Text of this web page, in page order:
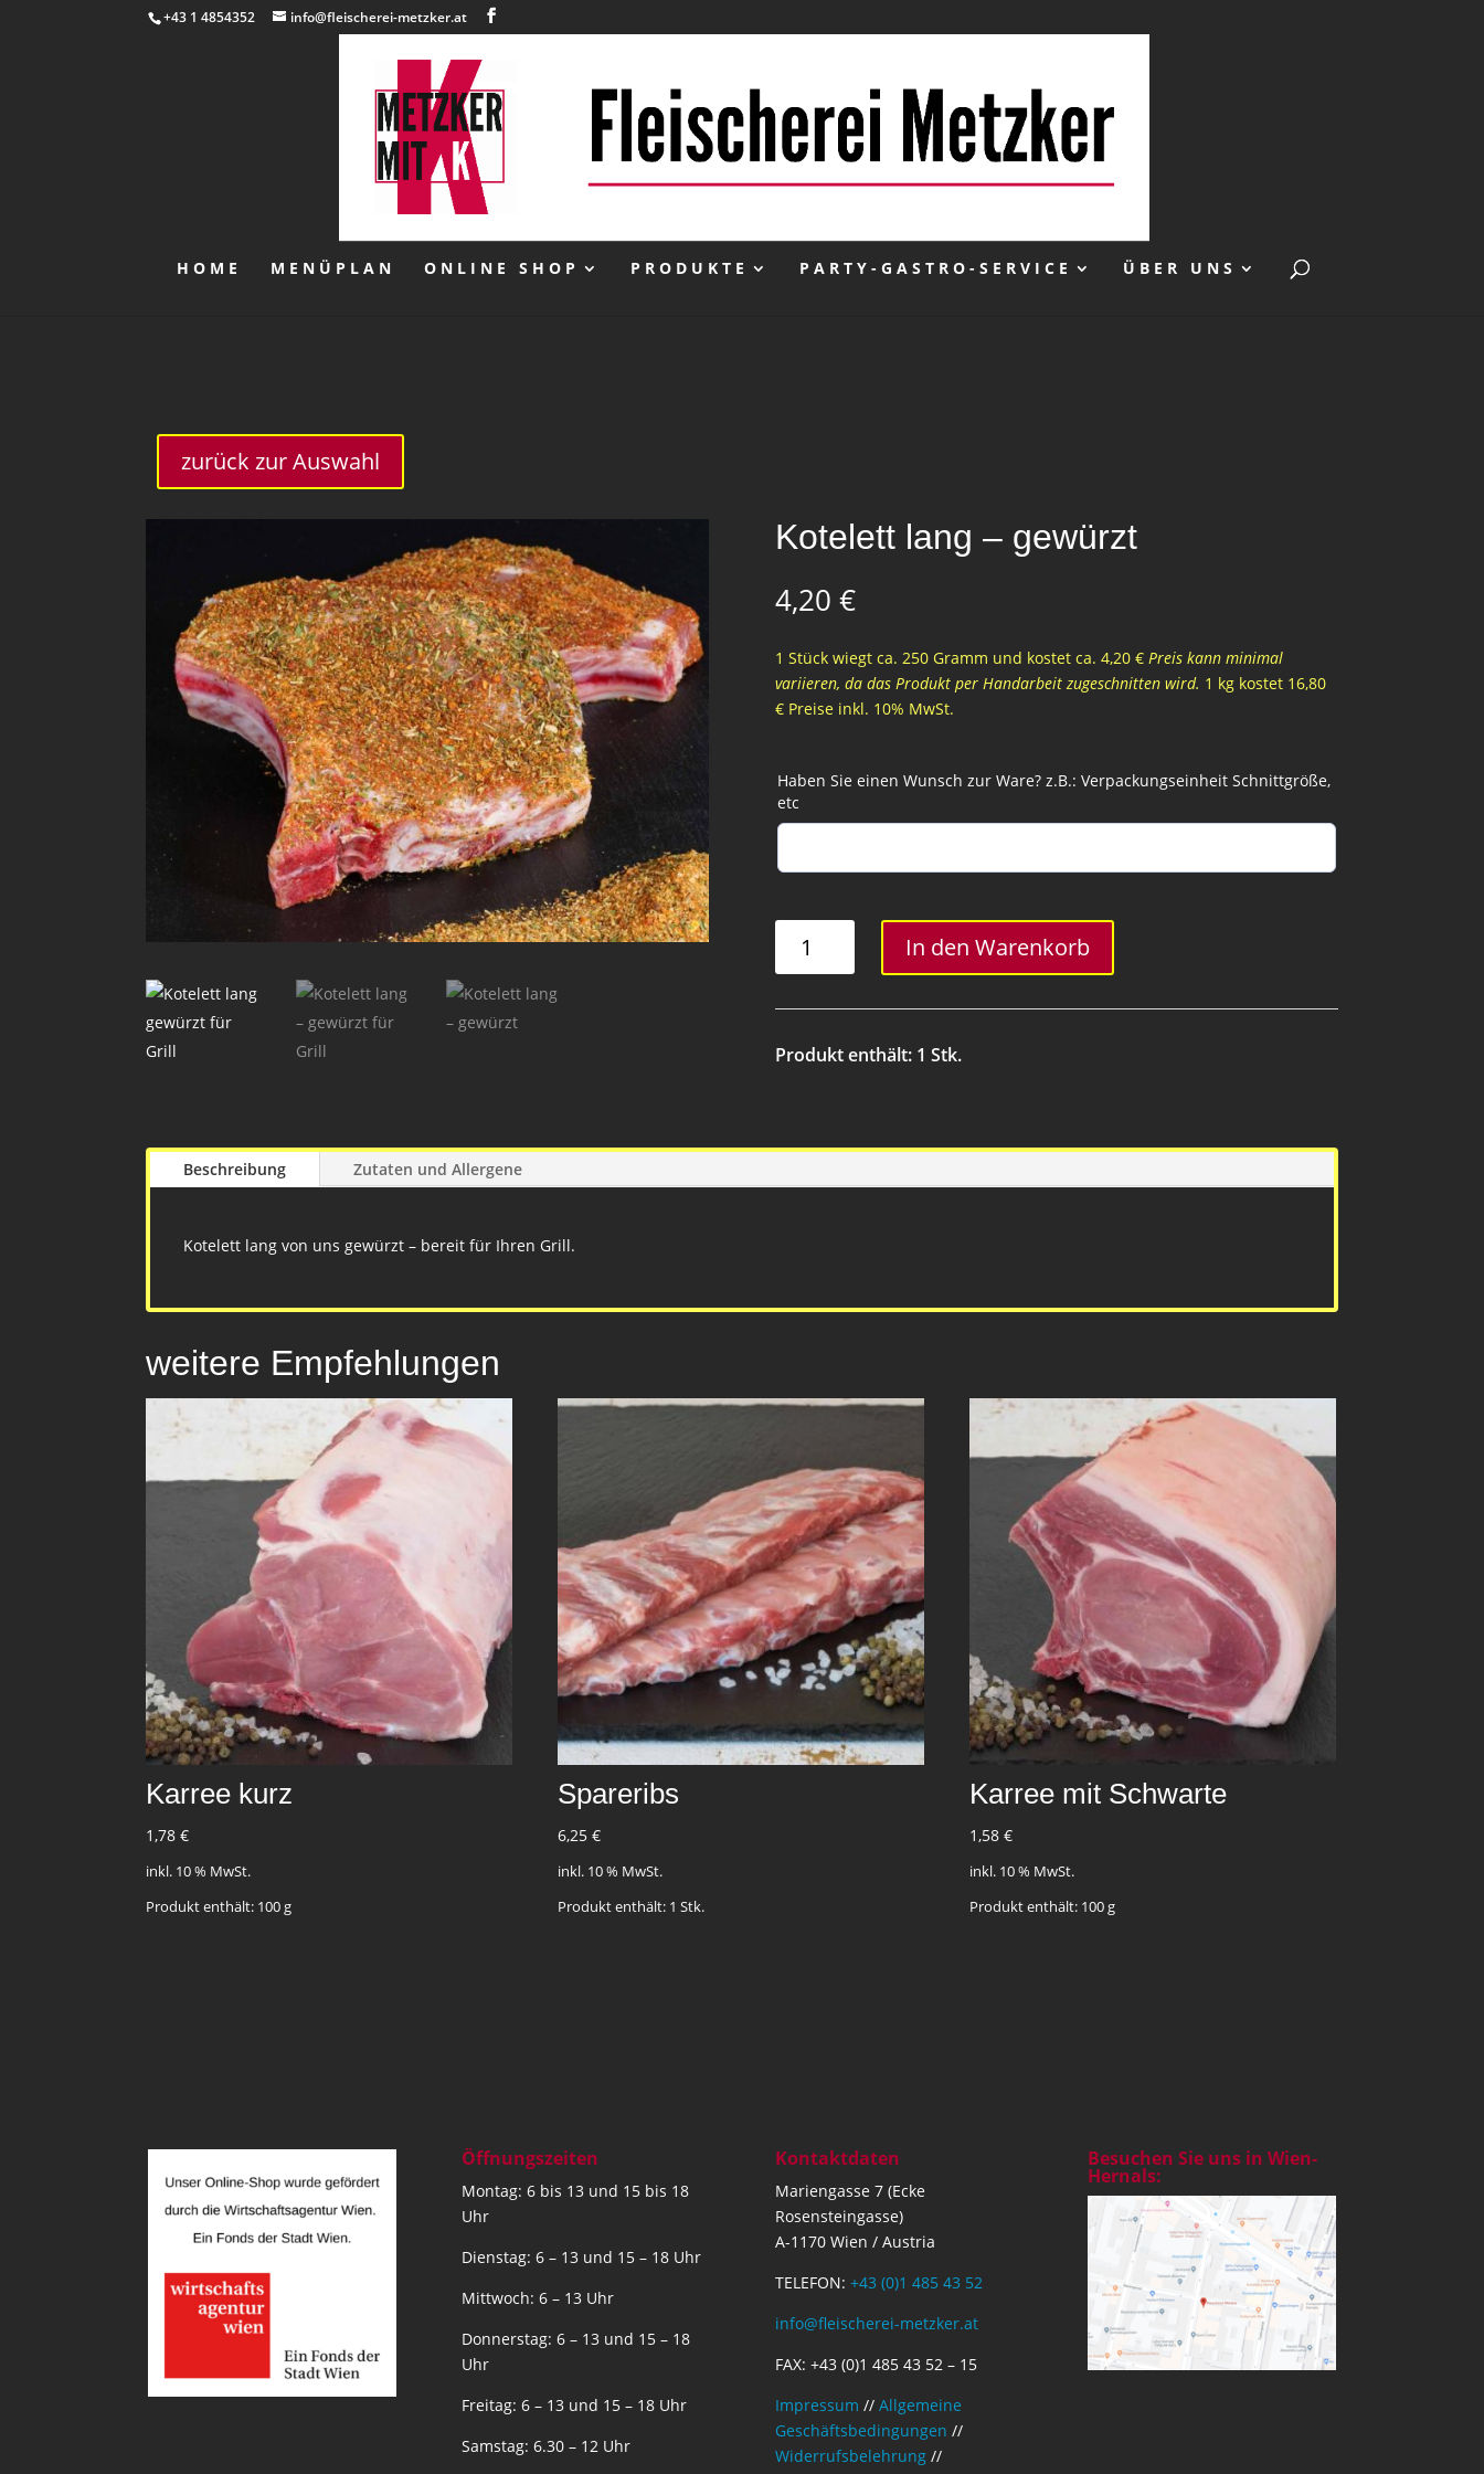
+43 1 4854352 info@fleischerei-metzker.at
HOME MENÜPLAN ONLINE SHOP PRODUKTE PARTY-GASTRO-SERVICE ÜBER UNS
zurück zur Auswahl
Kotelett lang – gewürzt
4,20 €
1 Stück wiegt ca. 250 Gramm und kostet ca. 4,20 € Preis kann minimal
variieren, da das Produkt per Handarbeit zugeschnitten wird. 1 kg kostet 16,80
€ Preise inkl. 10% MwSt.
Haben Sie einen Wunsch zur Ware? z.B.: Verpackungseinheit Schnittgröße,
etc
gewürzt
In den Warenkorb
Produkt enthält: 1 Stk.
Beschreibung Zutaten und Allergene
Kotelett lang von uns gewürzt – bereit für Ihren Grill.
weitere Empfehlungen
Karree kurz
1,78 €
inkl. 10 % MwSt.
Produkt enthält: 100g
Spareribs
6,25€
inkl. 10 % MwSt.
Produkt enthält: 1Stk.
Karree mit Schwarte
1,58€
inkl. 10 % MwSt.
Produkt enthält: 100g
Öffnungszeiten
Montag: 6 bis 13 und 15 bis 18
Uhr
Dienstag: 6 – 13 und 15 – 18 Uhr
Mittwoch: 6 – 13 Uhr
Donnerstag: 6 – 13 und 15 – 18
Uhr
Freitag: 6 – 13 und 15 – 18 Uhr
Samstag: 6.30 – 12 Uhr
Kontaktdaten
Mariengasse 7 (Ecke
Rosensteingasse)
A-1170 Wien / Austria
TELEFON: +43 (0)1 485 43 52
info@fleischerei-metzker.at
FAX: +43 (0)1 485 43 52 – 15
Impressum // Allgemeine
Geschäftsbedingungen //
Widerrufsbelehrung//
Besuchen Sie uns in Wien-
Hernals: